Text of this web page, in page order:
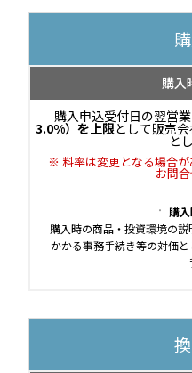
購入
購入申込受付日の翌営
3.0%）を上限として販売
と
料率は変更となる場合
お問
購
購入時の商品・投資環境の
かかる事務手続き等の対価